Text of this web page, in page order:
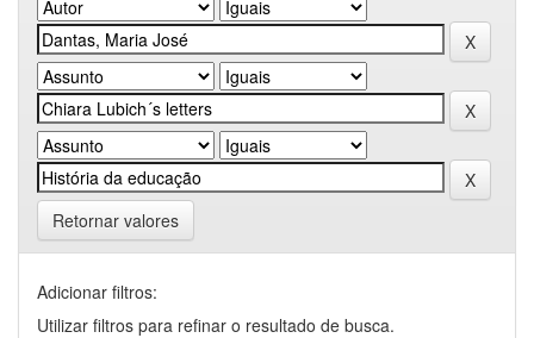
Retornar valores
Adicionar filtros:
Utilizar filtros para refinar o resultado de busca.